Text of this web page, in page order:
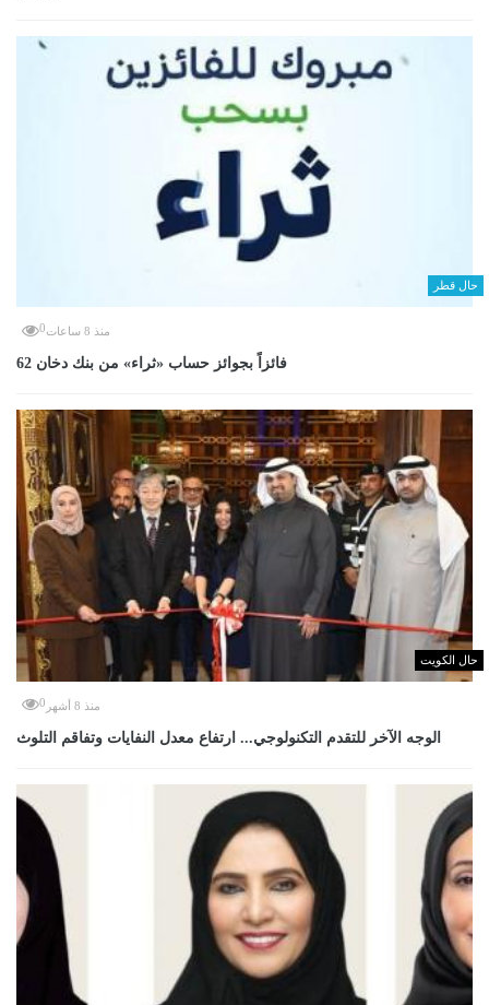
حال قطر
منذ 8 ساعات 0
62 فائزاً بجوائز حساب «ثراء» من بنك دخان
حال الكويت
منذ 8 أشهر 0
الوجه الآخر للتقدم التكنولوجي... ارتفاع معدل النفايات وتفاقم التلوث